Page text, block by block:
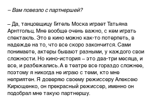
– Вам повезло с партнершей?
– Да, танцовщицу Гитель Моска играет Татьяна
Арнтгольц. Мне вообще очень важно, с кем играть
спектакль. Это в кино можно как-то потерпеть, в
надежде на то, что все скоро закончится. Сами
понимаете, актеры бывают разными, у каждого свои
сложности. Но кино-история – это два-три месяца, и
все, и разбежались. А в театре все гораздо сложнее,
поэтому я никогда не играю с теми, кто мне
неприятен. Я доверяю своему режиссеру Алексею
Кирющенко, он прекрасный режиссер, именно он
подобрал мне такую партнершу.